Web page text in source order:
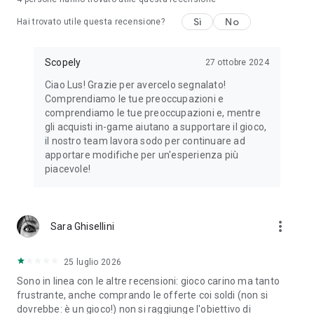
Installando questo gioco, accetti i termini degli accordi di
Hai trovato utile questa recensione? Sì No
Scopely 27 ottobre 2024
Ciao Lus! Grazie per avercelo segnalato!
Comprendiamo le tue preoccupazioni e
comprendiamo le tue preoccupazioni e, mentre
gli acquisti in-game aiutano a supportare il gioco,
il nostro team lavora sodo per continuare ad
apportare modifiche per un'esperienza più
piacevole!
Sara Ghisellini more_vert
25 luglio 2026
Sono in linea con le altre recensioni: gioco carino ma tanto
frustrante, anche comprando le offerte coi soldi (non si
dovrebbe: è un gioco!) non si raggiunge l'obiettivo di